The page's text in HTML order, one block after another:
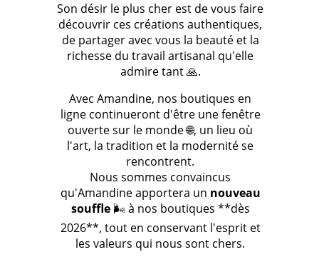
Son désir le plus cher est de vous faire
découvrir ces créations authentiques,
de partager avec vous la beauté et la
richesse du travail artisanal qu'elle
admire tant 🙏.
Avec Amandine, nos boutiques en
ligne continueront d'être une fenêtre
ouverte sur le monde 🌐, un lieu où
l'art, la tradition et la modernité se
rencontrent.
Nous sommes convaincus
qu'Amandine apportera un nouveau
souffle🌬️ à nos boutiques **dès
2026**, tout en conservant l'esprit et
les valeurs qui nous sont chers.